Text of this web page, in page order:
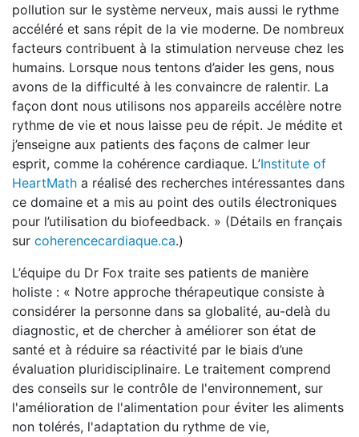
pollution sur le système nerveux, mais aussi le rythme
accéléré et sans répit de la vie moderne. De nombreux
facteurs contribuent à la stimulation nerveuse chez les
humains. Lorsque nous tentons d’aider les gens, nous
avons de la difficulté à les convaincre de ralentir. La
façon dont nous utilisons nos appareils accélère notre
rythme de vie et nous laisse peu de répit. Je médite et
j’enseigne aux patients des façons de calmer leur
esprit, comme la cohérence cardiaque. L’Institute of
HeartMath a réalisé des recherches intéressantes dans
ce domaine et a mis au point des outils électroniques
pour l’utilisation du biofeedback. » (Détails en français
sur coherencecardiaque.ca.)
L’équipe du Dr Fox traite ses patients de manière
holiste : « Notre approche thérapeutique consiste à
considérer la personne dans sa globalité, au-delà du
diagnostic, et de chercher à améliorer son état de
santé et à réduire sa réactivité par le biais d’une
évaluation pluridisciplinaire. Le traitement comprend
des conseils sur le contrôle de l'environnement, sur
l'amélioration de l'alimentation pour éviter les aliments
non tolérés, l'adaptation du rythme de vie,